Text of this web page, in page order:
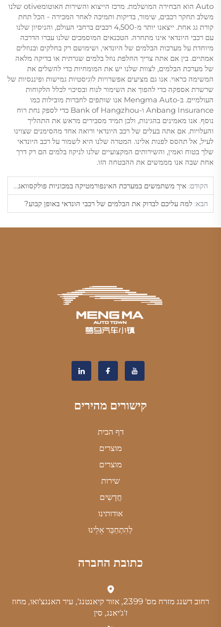
Auto הוא הבחירה המושלמת. מרכז הייצוא והשירות האוטומotive שלנו
משלב תחקר רכבים, שימור, בדיקות ותמיכה לאחר המכירה - הכל תחת
קורת גג אחת. ייצאנו יותר מ-4,500 רכבים ברחבי העולם, והניסיון שלנו
עם רכבי היונדאי אינו מתחרה. הטכנאים המוסמכים שלנו עברו הדרכה
מיוחדת על מערכות הבלמים של היונדאי, ושימושם רק בחלקים ובנוזלים
אמתיים. בין אם אתה צריך החלפת נוזל בלמים שגרתית או בדיקה מלאה
של מערכת הבלמים, לצוות שלנו יש את המומחיות כדי להשלים את
המשימה כראוי. אנו גם מציעים אפשרויות לוגיסטיות גמישות ופיננסיות של
שרשרת אספקה כדי להפוך את השימור לנוח ובסיכוי לכלל הלקוחות
העולמיים. ב-Mengma Auto אנו שותפים לחברות מובילות כמו
Anbang Insurance ו-Bank of Hangzhou כדי לספק נחת רוח
נוסף. אנו מאמינים בהגינות, ולכן תמיד מסבירים מראש את התהליך
והעלויות. אם אתה בעלים של רכב היונדאי ורואה אחד מהסימנים שצוינו
לעיל, אל תהסס לפנות אלינו. המטרה שלנו היא לשמור על רכב היונדאי
שלך בטוח ואמין, והשירותים המקצועיים שלנו לניקוז בלמים הם רק דרך
אחת שבה אנו מממשים את ההבטחה הזו.
הקודם: איך משתמשים במערכת האינפורמטיקה במכוניות פולקסוואגן?
הבא: למה עליכם לבדוק את הבלמים של רכבי הונדאי באופן קבוע?
קישורים מהירים
דף הבית
מוצרים
מוצרים
שירות
חֲדָשִים
אודותינו
לְהִתְחַבֵּר אֵלֵינוּ
כתובת החברה
רחוב דשנג מזרח מס' 2399, אזור קיאנטנג', עיר האנגצ'ואו, מחוז
ז'ג'יאנג, סין